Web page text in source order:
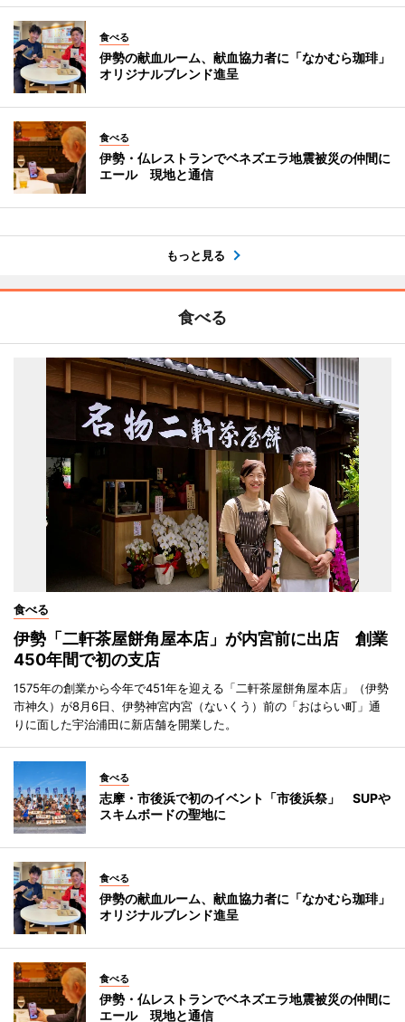
食べる
伊勢の献血ルーム、献血協力者に「なかむら珈琲」
オリジナルブレンド進呈
食べる
伊勢・仏レストランでベネズエラ地震被災の仲間に
エール 現地と通信
もっと見る
食べる
食べる
伊勢「二軒茶屋餅角屋本店」が内宮前に出店 創業
450年間で初の支店
1575年の創業から今年で451年を迎える「二軒茶屋餅角屋本店」（伊勢
市神久）が8月6日、伊勢神宮内宮（ないくう）前の「おはらい町」通
りに面した宇治浦田に新店舗を開業した。
食べる
志摩・市後浜で初のイベント「市後浜祭」 SUPや
スキムボードの聖地に
食べる
伊勢の献血ルーム、献血協力者に「なかむら珈琲」
オリジナルブレンド進呈
食べる
伊勢・仏レストランでベネズエラ地震被災の仲間に
エール 現地と通信